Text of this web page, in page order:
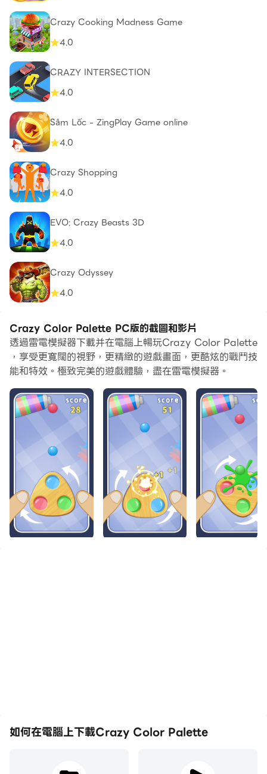
Crazy Cooking Madness Game
4.0
CRAZY INTERSECTION
4.0
Sâm Lốc - ZingPlay Game online
4.0
Crazy Shopping
4.0
EVO: Crazy Beasts 3D
4.0
Crazy Odyssey
4.0
Crazy Color Palette PC版的截圖和影片
透過雷電模擬器下載并在電腦上暢玩Crazy Color Palette
，享受更寬闊的視野，更精緻的遊戲畫面，更酷炫的戰鬥技
能和特效。極致完美的遊戲體驗，盡在雷電模擬器。
如何在電腦上下載Crazy Color Palette